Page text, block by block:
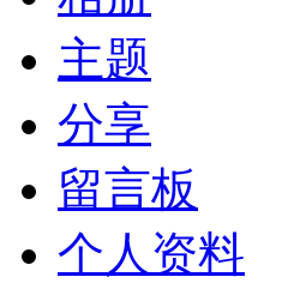
主题
分享
留言板
个人资料